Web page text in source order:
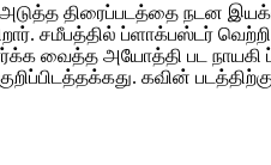
அடுத்த திரைப்படத்தை நடன
சமீபத்தில் ப்ளாக்பஸ்டர்
வைத்த அயோத்தி பட நாயகி
கவின்